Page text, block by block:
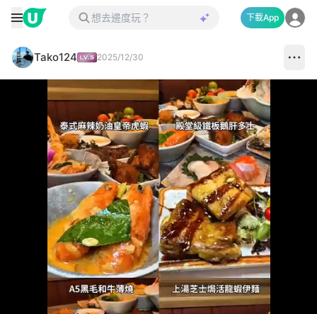
下載App
Tako124 2025/12/30